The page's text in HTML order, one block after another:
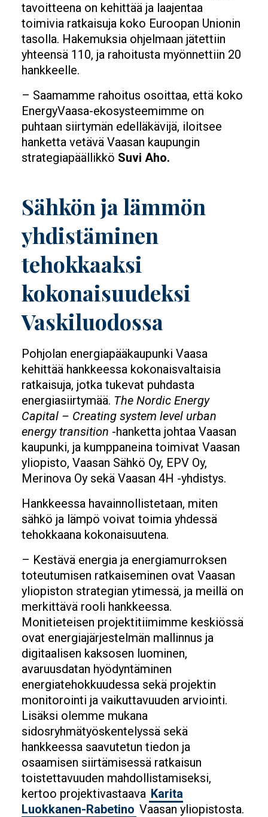
tavoitteena on kehittää ja laajentaa
toimivia ratkaisuja koko Euroopan Unionin
tasolla. Hakemuksia ohjelmaan jätettiin
yhteensä 110, ja rahoitusta myönnettiin 20
hankkeelle.
– Saamamme rahoitus osoittaa, että koko
EnergyVaasa-ekosysteemimme on
puhtaan siirtymän edelläkävijä, iloitsee
hanketta vetävä Vaasan kaupungin
strategiapäällikkö Suvi Aho.
Sähkön ja lämmön
yhdistäminen
tehokkaaksi
kokonaisuudeksi
Vaskiluodossa
Pohjolan energiapääkaupunki Vaasa
kehittää hankkeessa kokonaisvaltaisia
ratkaisuja, jotka tukevat puhdasta
energiasiirtymää. The Nordic Energy
Capital – Creating system level urban
energy transition -hanketta johtaa Vaasan
kaupunki, ja kumppaneina toimivat Vaasan
yliopisto, Vaasan Sähkö Oy, EPV Oy,
Merinova Oy sekä Vaasan 4H -yhdistys.
Hankkeessa havainnollistetaan, miten
sähkö ja lämpö voivat toimia yhdessä
tehokkaana kokonaisuutena.
– Kestävä energia ja energiamurroksen
toteutumisen ratkaiseminen ovat Vaasan
yliopiston strategian ytimessä, ja meillä on
merkittävä rooli hankkeessa.
Monitieteisen projektitiimimme keskiössä
ovat energiajärjestelmän mallinnus ja
digitaalisen kaksosen luominen,
avaruusdatan hyödyntäminen
energiatehokkuudessa sekä projektin
monitorointi ja vaikuttavuuden arviointi.
Lisäksi olemme mukana
sidosryhmätyöskentelyssä sekä
hankkeessa saavutetun tiedon ja
osaamisen siirtämisessä ratkaisun
toistettavuuden mahdollistamiseksi,
kertoo projektivastaava Karita
Luokkanen-Rabetino Vaasan yliopistosta.